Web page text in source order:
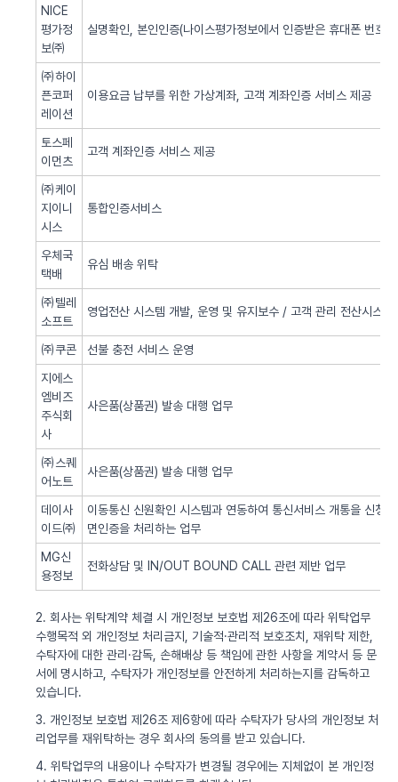
NICE
평가정
보㈜
실명확인, 본인인증(나이스평가정보에서 인증받은 휴대폰 번호
㈜하이
픈코퍼
레이션
이용요금 납부를 위한 가상계좌, 고객 계좌인증 서비스 제공
토스페
이먼츠
고객 계좌인증 서비스 제공
㈜케이
지이니
시스
통합인증서비스
우체국
택배
유심 배송 위탁
㈜텔레
소프트
영업전산 시스템 개발, 운영 및 유지보수 / 고객 관리 전산시스
㈜쿠콘
선불 충전 서비스 운영
지에스
엠비즈
주식회
사
사은품(상품권) 발송 대행 업무
㈜스퀘
어노트
사은품(상품권) 발송 대행 업무
데이사
이드㈜
이동통신 신원확인 시스템과 연동하여 통신서비스 개통을 신청
면인증을 처리하는 업무
MG신
용정보
전화상담 및 IN/OUT BOUND CALL 관련 제반 업무
2. 회사는 위탁계약 체결 시 개인정보 보호법 제26조에 따라 위탁업무
수행목적 외 개인정보 처리금지, 기술적·관리적 보호조치, 재위탁 제한,
수탁자에 대한 관리·감독, 손해배상 등 책임에 관한 사항을 계약서 등 문
서에 명시하고, 수탁자가 개인정보를 안전하게 처리하는지를 감독하고
있습니다.
3. 개인정보 보호법 제26조 제6항에 따라 수탁자가 당사의 개인정보 처
리업무를 재위탁하는 경우 회사의 동의를 받고 있습니다.
4. 위탁업무의 내용이나 수탁자가 변경될 경우에는 지체없이 본 개인정